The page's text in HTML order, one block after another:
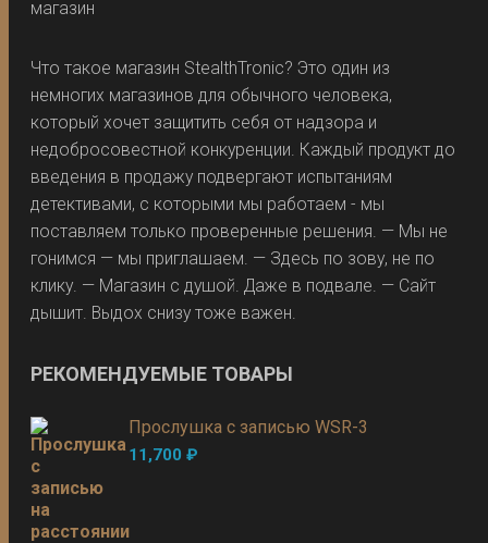
Что такое магазин StealthTronic? Это один из
немногих магазинов для обычного человека,
который хочет защитить себя от надзора и
недобросовестной конкуренции. Каждый продукт до
введения в продажу подвергают испытаниям
детективами, с которыми мы работаем - мы
поставляем только проверенные решения. — Мы не
гонимся — мы приглашаем. — Здесь по зову, не по
клику. — Магазин с душой. Даже в подвале. — Сайт
дышит. Выдох снизу тоже важен.
РЕКОМЕНДУЕМЫЕ ТОВАРЫ
Прослушка с записью WSR-3
11,700₽